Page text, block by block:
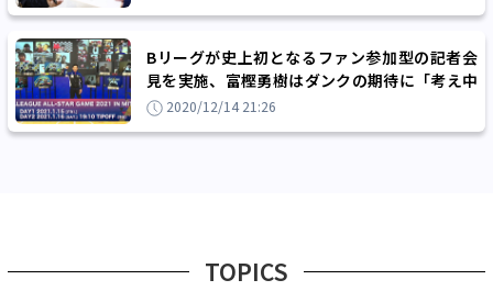
Bリーグが史上初となるファン参加型の記者会
見を実施、富樫勇樹はダンクの期待に「考え中
です」2020/12/14 21:26
TOPICS